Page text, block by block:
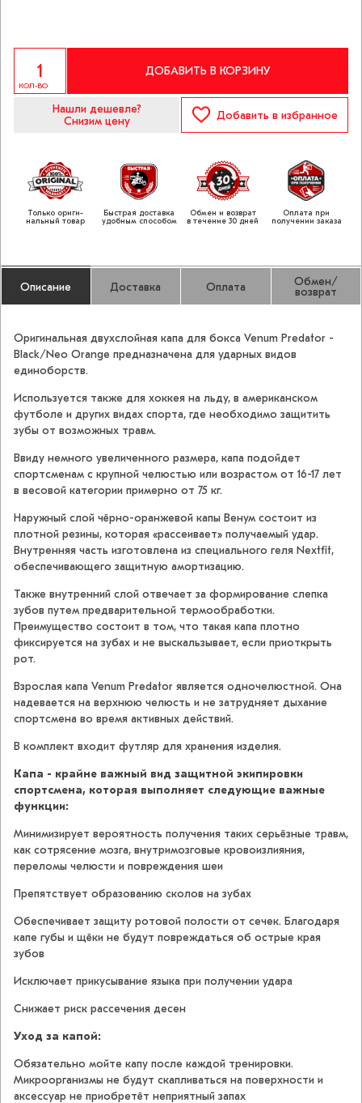
КОЛ-ВО
ДОБАВИТЬ В КОРЗИНУ
Нашли дешевле?
Снизим цену
Добавить в избранное
Только ориги­
нальный товар
Быстрая доставка
удобным способом
Обмен и возврат
в течение 30 дней
Оплата при
получении заказа
Описание Доставка Оплата Обмен/
возврат
Оригинальная двухслойная капа для бокса Venum Predator -
Black/Neo Orange предназначена для ударных видов
единоборств.
Используется также для хоккея на льду, в американском
футболе и других видах спорта, где необходимо защитить
зубы от возможных травм.
Ввиду немного увеличенного размера, капа подойдет
спортсменам с крупной челюстью или возрастом от 16-17 лет
в весовой категории примерно от 75 кг.
Наружный слой чёрно-оранжевой капы Венум состоит из
плотной резины, которая «рассеивает» получаемый удар.
Внутренняя часть изготовлена из специального геля Nextfit,
обеспечивающего защитную амортизацию.
Также внутренний слой отвечает за формирование слепка
зубов путем предварительной термообработки.
Преимущество состоит в том, что такая капа плотно
фиксируется на зубах и не выскальзывает, если приоткрыть
рот.
Взрослая капа Venum Predator является одночелюстной. Она
надевается на верхнюю челюсть и не затрудняет дыхание
спортсмена во время активных действий.
В комплект входит футляр для хранения изделия.
Капа - крайне важный вид защитной экипировки
спортсмена, которая выполняет следующие важные
функции:
Минимизирует вероятность получения таких серьёзные травм,
как сотрясение мозга, внутримозговые кровоизлияния,
переломы челюсти и повреждения шеи
Препятствует образованию сколов на зубах
Обеспечивает защиту ротовой полости от сечек. Благодаря
капе губы и щёки не будут повреждаться об острые края
зубов
Исключает прикусывание языка при получении удара
Cнижает риск рассечения десен
Уход за капой:
Обязательно мойте капу после каждой тренировки.
Микроорганизмы не будут скапливаться на поверхности и
аксессуар не приобретёт неприятный запах